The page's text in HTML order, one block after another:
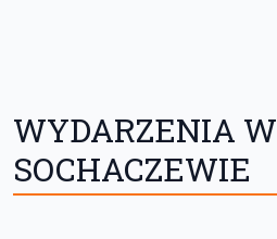
WYDARZENIA W
SOCHACZEWIE